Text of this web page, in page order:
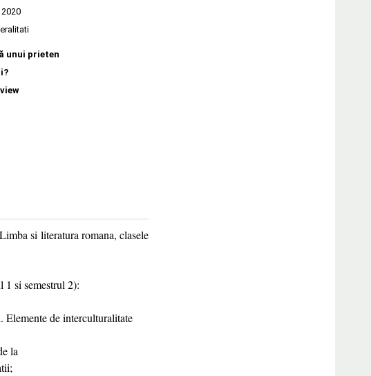
2020
unui prieten
si literatura romana, clasele
1 si semestrul 2):
Elemente de interculturalitate
la